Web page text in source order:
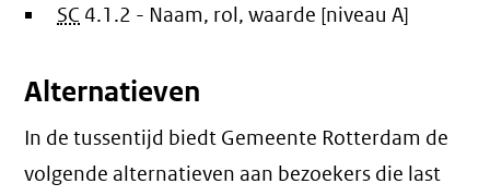
SC 4.1.2 - Naam, rol, waarde [niveau A]
Alternatieven
In de tussentijd biedt Gemeente Rotterdam de
volgende alternatieven aan bezoekers die last